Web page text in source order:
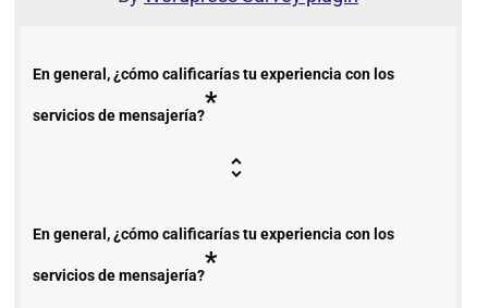
En general, ¿cómo calificarías tu experiencia con los
servicios de mensajería?*
En general, ¿cómo calificarías tu experiencia con los
servicios de mensajería?*